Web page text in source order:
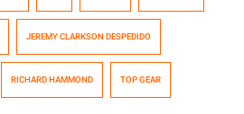
JEREMY CLARKSON DESPEDIDO
RICHARD HAMMOND TOP GEAR